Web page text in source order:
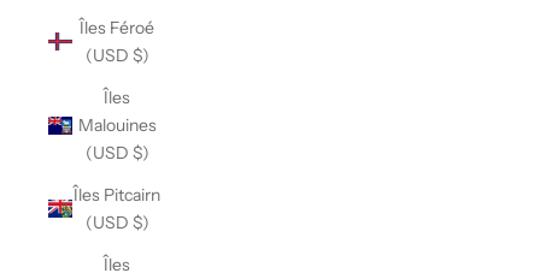
Îles Féroé
(USD $)
Îles
Malouines
(USD $)
Îles Pitcairn
(USD $)
Îles